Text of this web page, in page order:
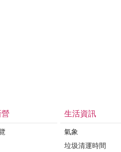
營 生活資訊
氣象
垃圾清運時間